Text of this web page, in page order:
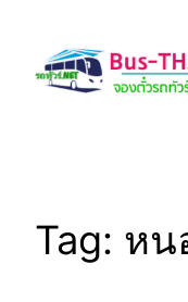
content
Tag: หน